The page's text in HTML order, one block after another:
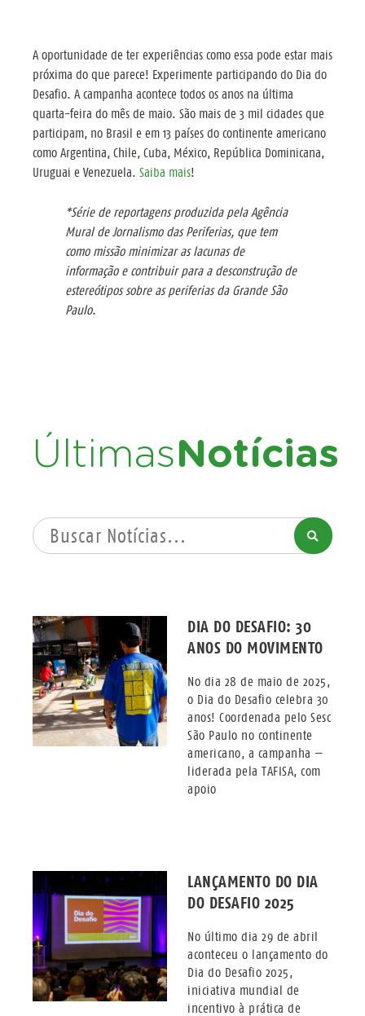
A oportunidade de ter experiências como essa pode estar mais
próxima do que parece! Experimente participando do Dia do
Desafio. A campanha acontece todos os anos na última
quarta-feira do mês de maio. São mais de 3 mil cidades que
participam, no Brasil e em 13 países do continente americano
como Argentina, Chile, Cuba, México, República Dominicana,
Uruguai e Venezuela. Saiba mais!
*Série de reportagens produzida pela Agência
Mural de Jornalismo das Periferias, que tem
como missão minimizar as lacunas de
informação e contribuir para a desconstrução de
estereótipos sobre as periferias da Grande São
Paulo.
ÚltimasNotícias
DIA DO DESAFIO: 30
ANOS DO MOVIMENTO
No dia 28 de maio de 2025,
o Dia do Desafio celebra 30
anos! Coordenada pelo Sesc
São Paulo no continente
americano, a campanha —
liderada pela TAFISA, com
apoio
LANÇAMENTO DO DIA
DO DESAFIO 2025
No último dia 29 de abril
aconteceu o lançamento do
Dia do Desafio 2025,
iniciativa mundial de
incentivo à prática de